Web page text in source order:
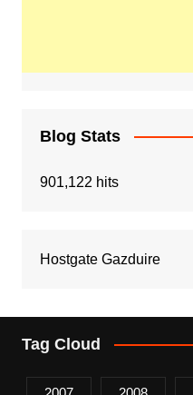
Blog Stats
901,122 hits
Hostgate Gazduire
Tag Cloud